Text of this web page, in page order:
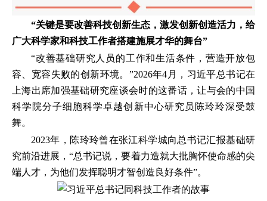
“关键是要改善科技创新生态，激发创新创造活力，给
广大科学家和科技工作者搭建施展才华的舞台”
“改善基础研究人员的工作和生活条件，营造开放包
容、宽容失败的创新环境。”2026年4月，习近平总书记在
上海出席加强基础研究座谈会时的这番话，让与会的中国
科学院分子细胞科学卓越创新中心研究员陈玲玲深受鼓
舞。
2023年，陈玲玲曾在张江科学城向总书记汇报基础研
究前沿进展，“总书记说，要着力造就大批胸怀使命感的尖
端人才，为他们发挥聪明才智创造良好条件”。